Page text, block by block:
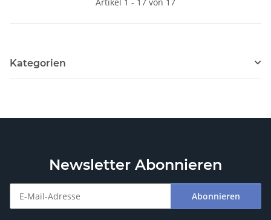
Kategorien
Newsletter Abonnieren
Abonnieren